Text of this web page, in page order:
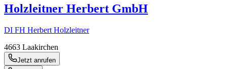
Holzleitner Herbert GmbH
DI FH Herbert Holzleitner
4663 Laakirchen
Jetzt anrufen